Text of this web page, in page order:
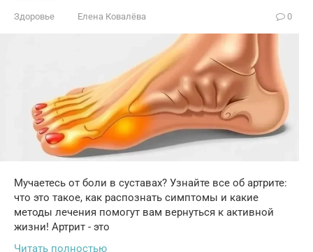
Здоровье Елена Ковалёва 0
Мучаетесь от боли в суставах? Узнайте все об артрите:
что это такое, как распознать симптомы и какие
методы лечения помогут вам вернуться к активной
жизни! Артрит - это
Читать полностью